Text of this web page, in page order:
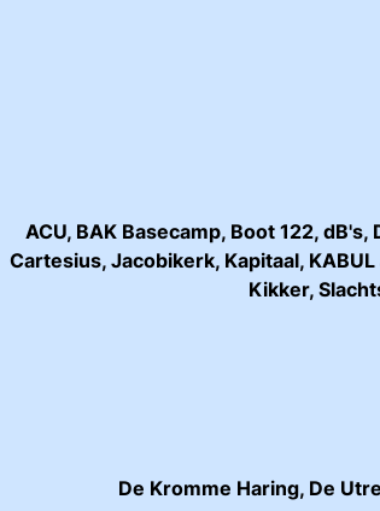
ACU, BAK Basecamp, Boot 122,
Cartesius, Jacobikerk, Kapitaal,
Kikker,
De Kromme Haring, De